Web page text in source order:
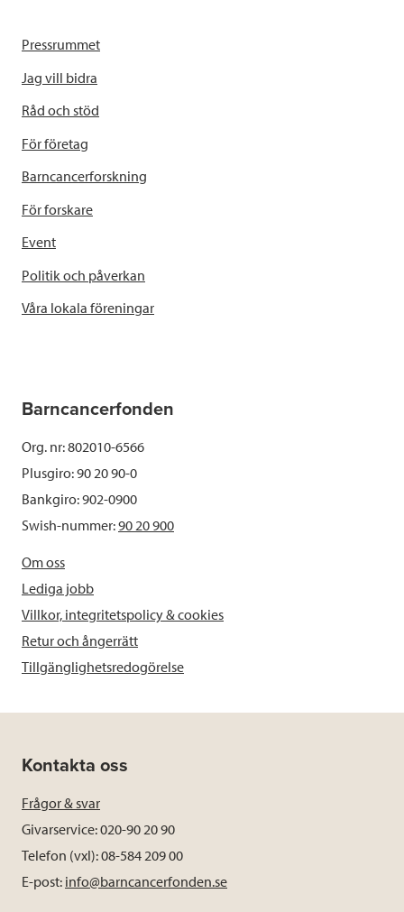
Pressrummet
Jag vill bidra
Råd och stöd
För företag
Barncancerforskning
För forskare
Event
Politik och påverkan
Våra lokala föreningar
Barncancerfonden
Org. nr: 802010-6566
Plusgiro: 90 20 90-0
Bankgiro: 902-0900
Swish-nummer:90 20 900
Om oss
Lediga jobb
Villkor, integritetspolicy & cookies
Retur och ångerrätt
Tillgänglighetsredogörelse
Kontakta oss
Frågor & svar
Givarservice: 020-90 20 90
Telefon (vxl): 08-584 209 00
E-post: info@barncancerfonden.se